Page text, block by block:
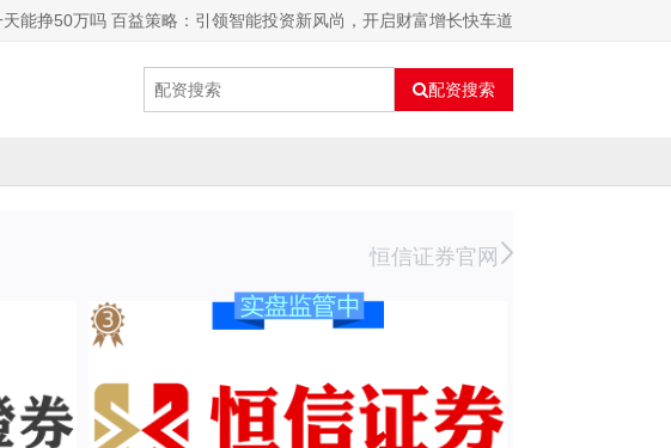
能挣50万吗 百益策略：引领智能投资新风尚，开启财富增长快车道
配资搜索
恒信证券官网